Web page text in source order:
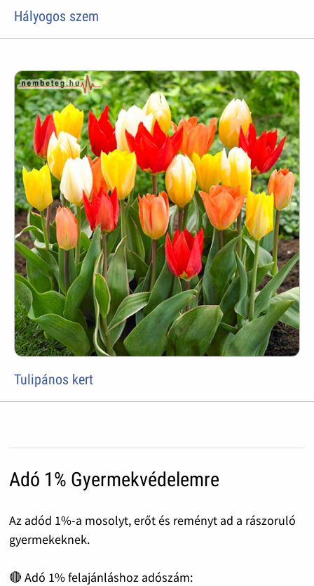
Hályogos szem
Tulipános kert
Adó 1% Gyermekvédelemre
Az adód 1%-a mosolyt, erőt és reményt ad a rászoruló
gyermekeknek.
🔴 Adó 1% felajánláshoz adószám: